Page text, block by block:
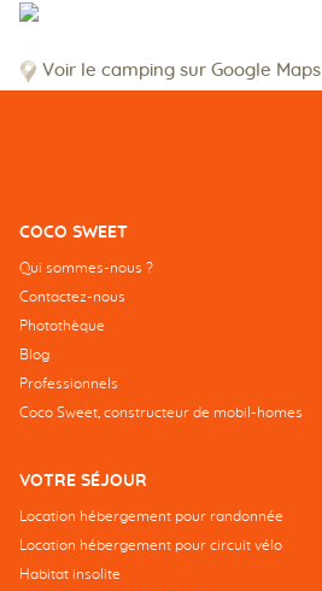
Voir le camping sur Google Maps
COCO SWEET
Qui sommes-nous ?
Contactez-nous
Photothèque
Blog
Professionnels
Coco Sweet, constructeur de mobil-homes
VOTRE SÉJOUR
Location hébergement pour randonnée
Location hébergement pour circuit vélo
Habitat insolite